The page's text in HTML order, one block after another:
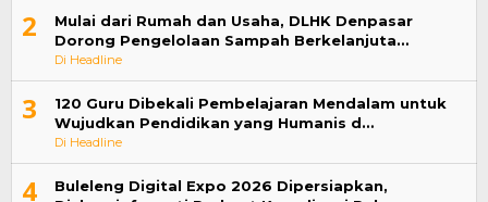
2
Mulai dari Rumah dan Usaha, DLHK Denpasar
Dorong Pengelolaan Sampah Berkelanjuta…
Di Headline
3
120 Guru Dibekali Pembelajaran Mendalam untuk
Wujudkan Pendidikan yang Humanis d…
Di Headline
4
Buleleng Digital Expo 2026 Dipersiapkan,